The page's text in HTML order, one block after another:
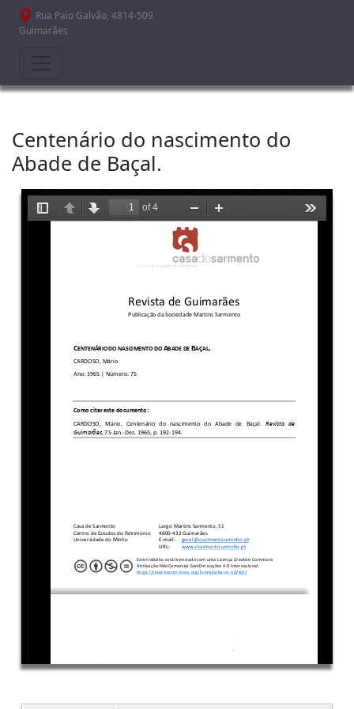
Passar para o conteúdo principal
Rua Paio Galvão, 4814-509
Guimarães
Centenário do nascimento do
Abade de Baçal.